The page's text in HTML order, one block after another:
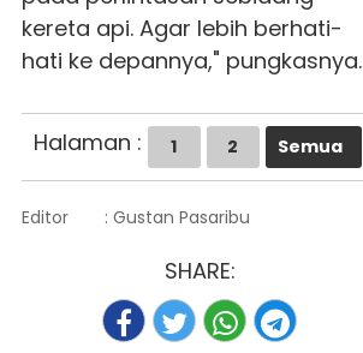
kereta api. Agar lebih berhati-
hati ke depannya," pungkasnya.
Halaman : 1 2 Semua
Editor : Gustan Pasaribu
SHARE: